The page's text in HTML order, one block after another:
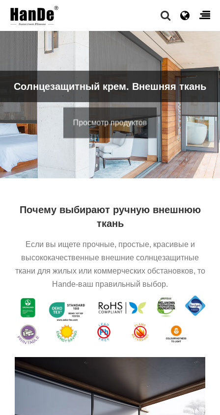
Солнцезащитный крем. Внешняя ткань
Просмотр продуктов
Почему выбирают ручную внешнюю
ткань
Если вы ищете прочные, простые, красивые и
высококачественные внешние солнцезащитные
ткани для жилых или коммерческих обстановков, то
Hande-ваш правильный выбор.